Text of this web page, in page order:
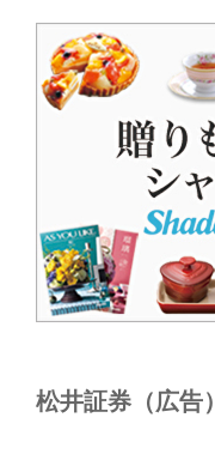
松井証券（広告）